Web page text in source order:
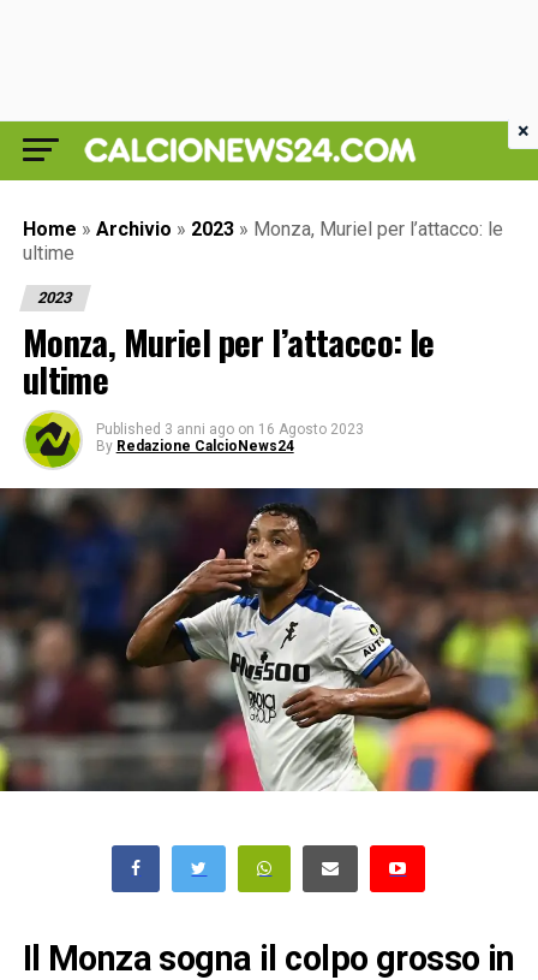
Home » Archivio » 2023 » Monza, Muriel per l’attacco: le
ultime
2023
Monza, Muriel per l’attacco: le
ultime
Published 3 anni ago on 16 Agosto 2023
By Redazione CalcioNews24
Il Monza sogna il colpo grosso in
×